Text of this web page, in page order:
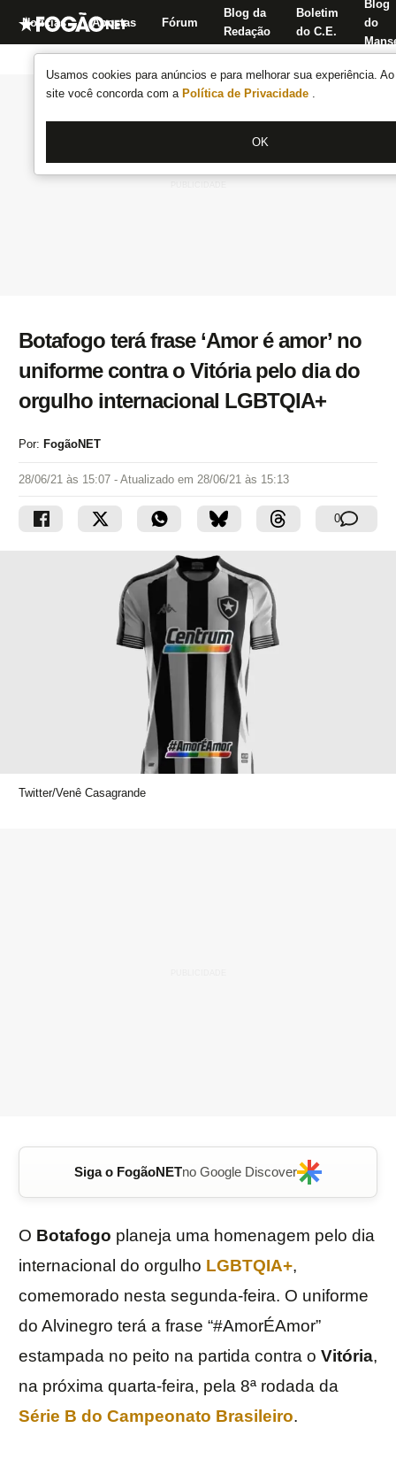
Usamos cookies para anúncios e para melhorar sua experiência.
site você concorda com a Política de Privacidade .
OK
Notícias Apostas Fórum
Blog da
Redação
Boletim
do C.E.
Blog
do
Botafogo terá frase ‘Amor é amor’ no
uniforme contra o Vitória pelo dia do
orgulho internacional LGBTQIA+
Por: FogãoNET
28/06/21 às 15:07 - Atualizado em 28/06/21 às 15:13
0
Twitter/Venê Casagrande
Siga o FogãoNETno Google Discover
O Botafogo planeja uma homenagem pelo dia
internacional do orgulho LGBTQIA+,
comemorado nesta segunda-feira. O uniforme
do Alvinegro terá a frase “#AmorÉAmor”
estampada no peito na partida contra o Vitória,
na próxima quarta-feira, pela 8ª rodada da
Série B do Campeonato Brasileiro.